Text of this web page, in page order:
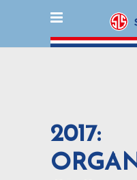
2017: